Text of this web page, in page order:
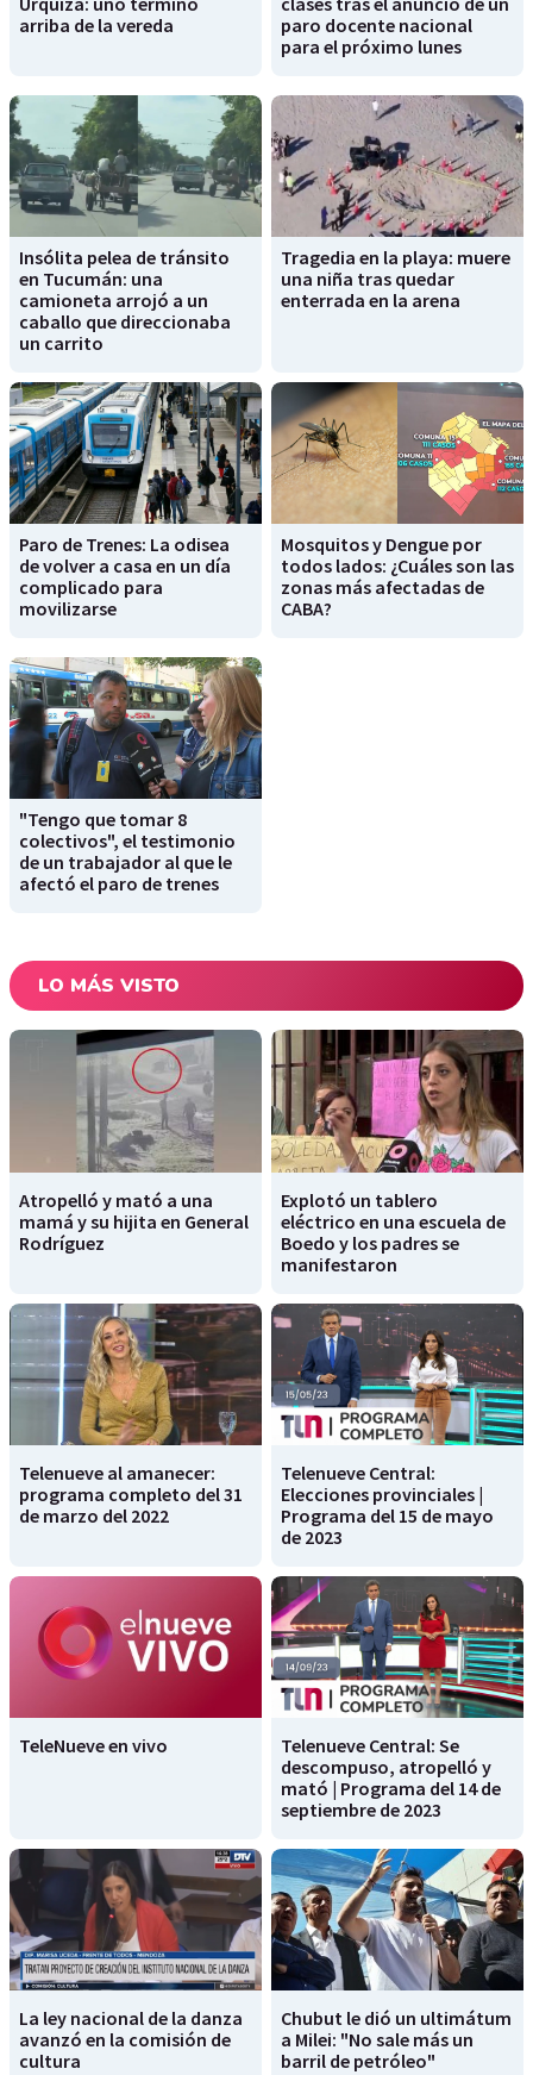
arriba de la vereda
paro docente nacional
para el próximo lunes
Insólita pelea de tránsito
en Tucumán: una
camioneta arrojó a un
caballo que direccionaba
un carrito
Tragedia en la playa: muere
una niña tras quedar
enterrada en la arena
Paro de Trenes: La odisea
de volver a casa en un día
complicado para
movilizarse
Mosquitos y Dengue por
todos lados: ¿Cuáles son las
zonas más afectadas de
CABA?
"Tengo que tomar 8
colectivos", el testimonio
de un trabajador al que le
afectó el paro de trenes
LO MÁS VISTO
Atropelló y mató a una
mamá y su hijita en General
Rodríguez
Explotó un tablero
eléctrico en una escuela de
Boedo y los padres se
manifestaron
Telenueve al amanecer:
programa completo del 31
de marzo del 2022
Telenueve Central:
Elecciones provinciales |
Programa del 15 de mayo
de 2023
TeleNueve en vivo
Telenueve Central: Se
descompuso, atropelló y
mató | Programa del 14 de
septiembre de 2023
La ley nacional de la danza
avanzó en la comisión de
cultura
Chubut le dió un ultimátum
a Milei: "No sale más un
barril de petróleo"